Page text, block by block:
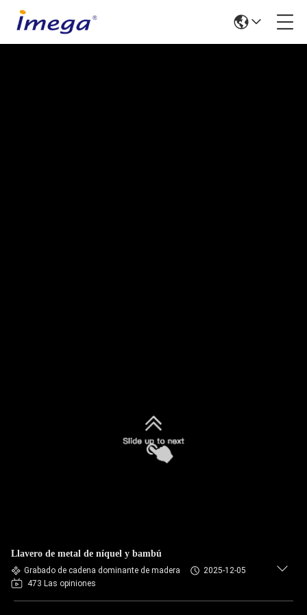
Llavero de metal de níquel y bambú
Grabado de cadena dominante de madera
2025-12-05
473 Las opiniones